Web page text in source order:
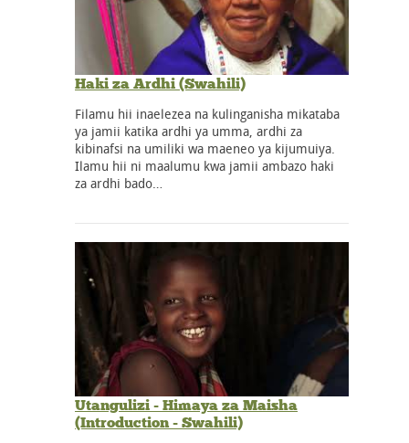
Haki za Ardhi (Swahili)
Filamu hii inaelezea na kulinganisha mikataba
ya jamii katika ardhi ya umma, ardhi za
kibinafsi na umiliki wa maeneo ya kijumuiya.
Ilamu hii ni maalumu kwa jamii ambazo haki
za ardhi bado…
Utangulizi - Himaya za Maisha
(Introduction - Swahili)